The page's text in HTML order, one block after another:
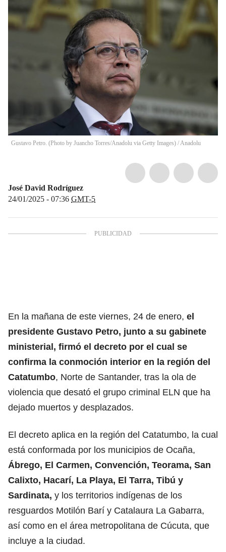
Gustavo Petro. (Photo by Juancho Torres/Anadolu via Getty Images) /Anadolu
José David Rodríguez
24/01/2025 - 07:36 GMT-5
En la mañana de este viernes, 24 de enero, el
presidente Gustavo Petro, junto a su gabinete
ministerial, firmó el decreto por el cual se
confirma la conmoción interior en la región del
Catatumbo, Norte de Santander, tras la ola de
violencia que desató el grupo criminal ELN que ha
dejado muertos y desplazados.
El decreto aplica en la región del Catatumbo, la cual
está conformada por los municipios de Ocaña,
Ábrego, El Carmen, Convención, Teorama, San
Calixto, Hacarí, La Playa, El Tarra, Tibú y
Sardinata, y los territorios indígenas de los
resguardos Motilón Barí y Catalaura La Gabarra,
así como en el área metropolitana de Cúcuta, que
incluye a la ciudad.